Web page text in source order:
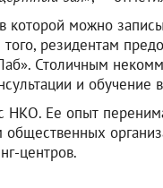
которой можно
резидентам
Столичным
и обучение
Ее опыт
центров.